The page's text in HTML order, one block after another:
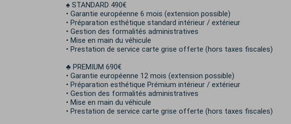
♠️ STANDARD 490€
• Garantie européenne 6 mois (extension possible)
• Préparation esthétique standard intérieur / extérieur
• Gestion des formalités administratives
• Mise en main du véhicule
• Prestation de service carte grise offerte (hors taxes fiscales)
♣️ PREMIUM 690€
• Garantie européenne 12 mois (extension possible)
• Préparation esthétique Prémium intérieur / extérieur
• Gestion des formalités administratives
• Mise en main du véhicule
• Prestation de service carte grise offerte (hors taxes fiscales)